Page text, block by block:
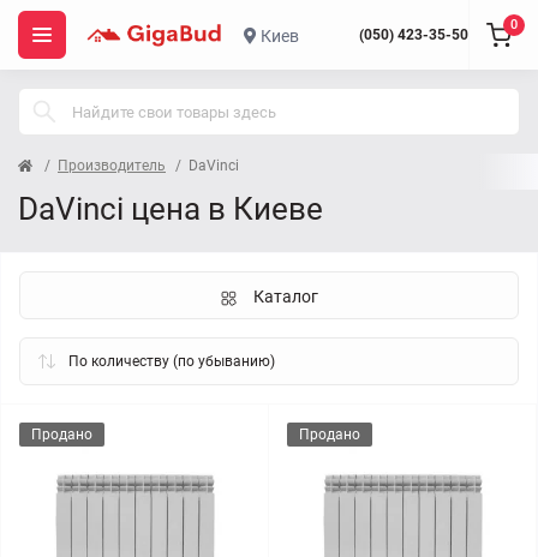
Киев (050) 423-35-50
0
Производитель DaVinci
DaVinci цена в Киеве
Каталог
Продано Продано